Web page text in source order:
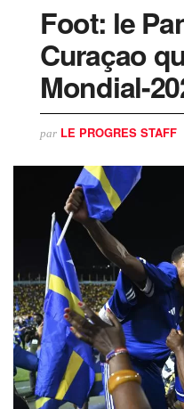
Foot: le
Curaçao
Mondial-
par LE PROGRES STAFF